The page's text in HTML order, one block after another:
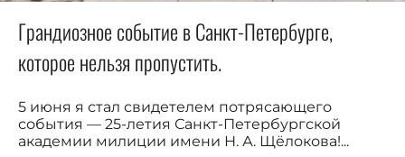
Грандиозное событие в Санкт-Петербурге,
которое нельзя пропустить.
5 июня я стал свидетелем потрясающего
события — 25-летия Санкт-Петербургской
академии милиции имени Н. А. Щёлокова!...